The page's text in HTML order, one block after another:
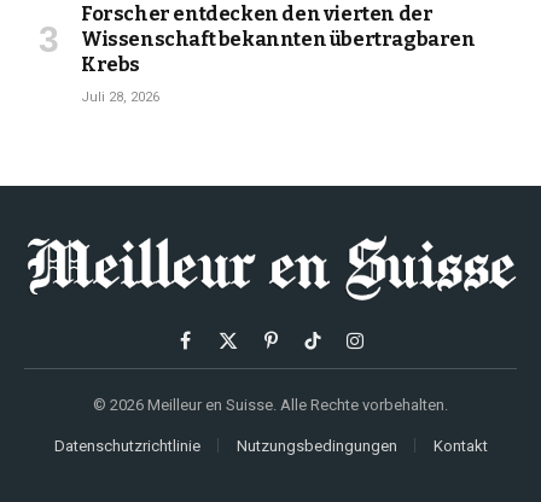
Forscher entdecken den vierten der
Wissenschaft bekannten übertragbaren
Krebs
Juli 28, 2026
Facebook
X
PinterestTikTokInstagram
© 2026 Meilleur en Suisse. Alle Rechte vorbehalten.
Datenschutzrichtlinie Nutzungsbedingungen Kontakt